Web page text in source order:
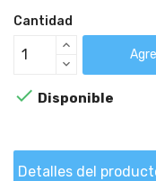
Cantidad
 Disponible
Detalles del